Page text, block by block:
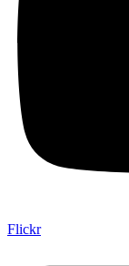
Flickr